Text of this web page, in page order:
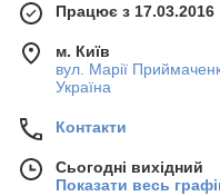
Працює з 17.03.2016
м. Київ
вул. Марії
Україна
Контакти
Сьогодні вихідний
Показати весь